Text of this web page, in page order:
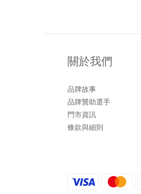
關於我們
品牌故事
品牌贊助選手
門市資訊
條款與細則